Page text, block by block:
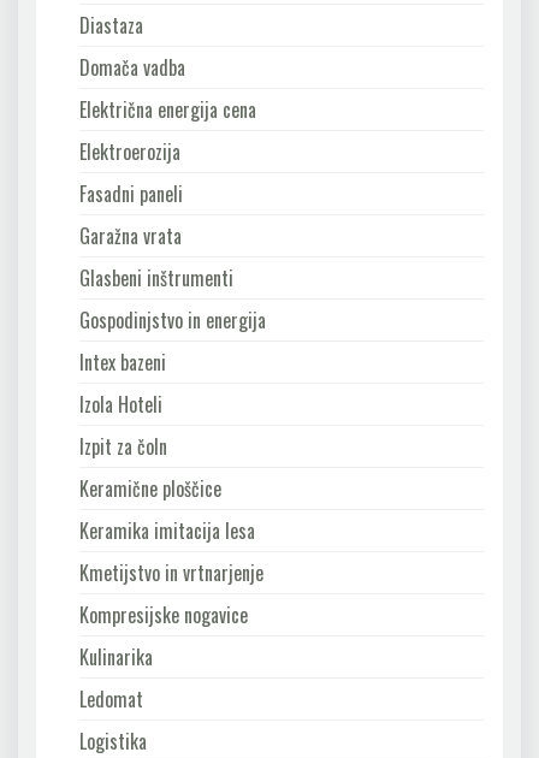
Diastaza
Domača vadba
Električna energija cena
Elektroerozija
Fasadni paneli
Garažna vrata
Glasbeni inštrumenti
Gospodinjstvo in energija
Intex bazeni
Izola Hoteli
Izpit za čoln
Keramične ploščice
Keramika imitacija lesa
Kmetijstvo in vrtnarjenje
Kompresijske nogavice
Kulinarika
Ledomat
Logistika